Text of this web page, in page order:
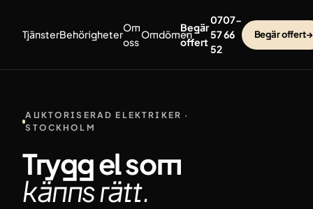
TjänsterBehörigheter
Om
oss
Omdömen
Begär
offert
0707-
57 66
52
Begär offert→
AUKTORISERAD ELEKTRIKER ·
STOCKHOLM
Trygg el som
kännsrätt.